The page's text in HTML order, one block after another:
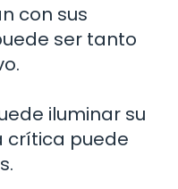
con sus
ser tanto
iluminar su
crítica puede